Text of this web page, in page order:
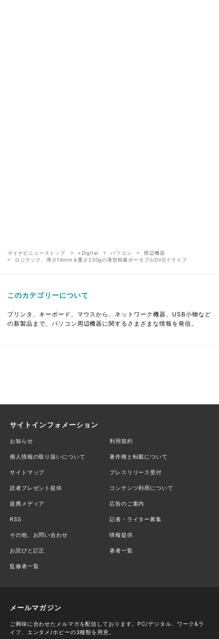
マイナビニューストップ +Digital パソコン
周辺機器
ロジテック、厚さ14mm＆重さ230gの薄型軽量ポータブルDVDドライブ
このカテゴリーについて
プリンタ、キーボード、マウスから、ネットワーク機器、USB小物など
の新製品まで、パソコン周辺機器に関するさまざまな情報を発信。
サイトインフォメーション
お知らせ 利用規約
個人情報の取り扱いについて 著作権と転載について
サイトマップ プレスリリース受付
読者プレゼント提供 コンテンツ利用について
提携メディア 広告のご案内
RSS 記者・ライター募集
その他、お問い合わせ 情報提供
お詫びと訂正 著者一覧
監修者一覧
メールマガジン
ご興味に合わせたメルマガを配信しております。PC/デジタル、ワーク&ラ
イフ、エンタメ/ホビーの3種類を用意。